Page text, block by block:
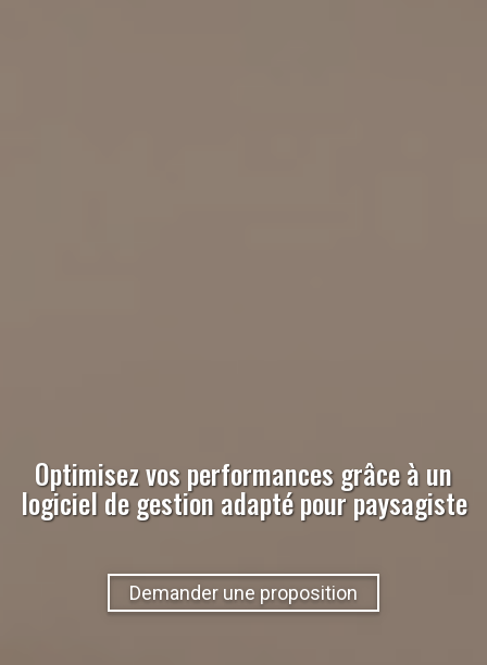
Optimisez vos performances grâce à un
logiciel de gestion adapté pourpaysagiste
Demander une proposition